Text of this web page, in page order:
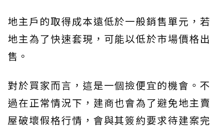
地主戶的取得成本遠低於一般銷售單元，若
地主為了快速套現，可能以低於市場價格出
售。
對於買家而言，這是一個撿便宜的機會。不
過在正常情況下，建商也會為了避免地主賣
屋破壞假格行情，會與其簽約要求待建案完